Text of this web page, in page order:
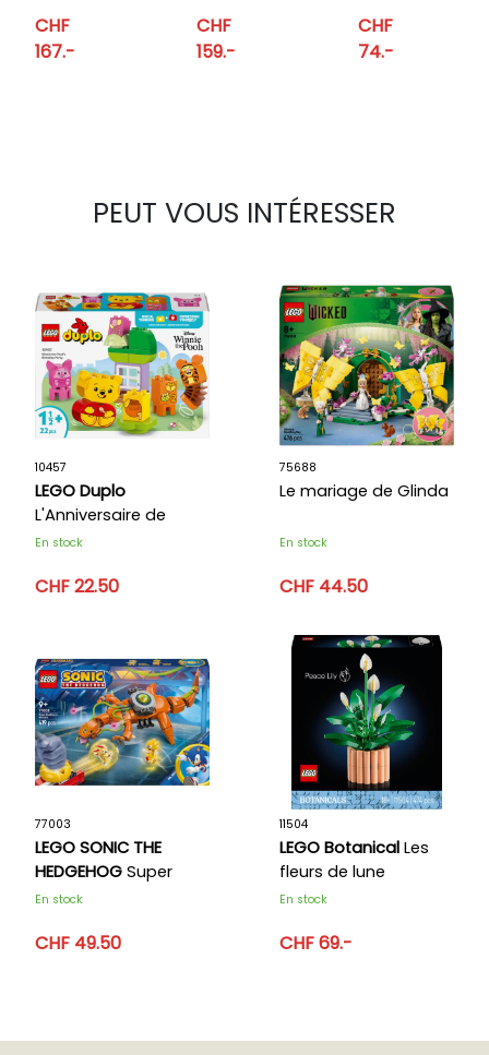
Charger R/T
de Fast and
CHF
167.-
l’incendie
CHF
159.-
Eclipse de
Fast and
CHF
74.-
PEUT VOUS INTÉRESSER
10457
LEGO Duplo
L'Anniversaire de
Winnie l’Ourson
En stock
CHF 22.50
75688
Le mariage de Glinda
En stock
CHF 44.50
77003
LEGO SONIC THE
HEDGEHOG Super
Shadow contre
En stock
CHF 49.50
11504
LEGO Botanical Les
fleurs de lune
En stock
CHF 69.-